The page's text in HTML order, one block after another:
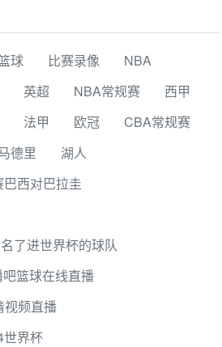
球 比赛录像
NBA
英超 NBA常规赛
西甲
法甲 欧冠
CBA常规赛
德里
湖人
西对巴拉圭
了进世界杯的球队
吧篮球在线直播
视频直播
世界杯